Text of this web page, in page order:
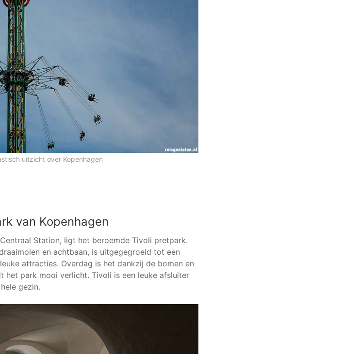
uitzicht over Kopenhagen
van Kopenhagen
Station, ligt het beroemde Tivoli pretpark.
en achtbaan, is uitgegegroeid tot een
attracties. Overdag is het dankzij de bomen en
het park mooi verlicht. Tivoli is een leuke afsluiter
gezin.